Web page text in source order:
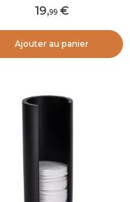
19,99
Ajouter au panier